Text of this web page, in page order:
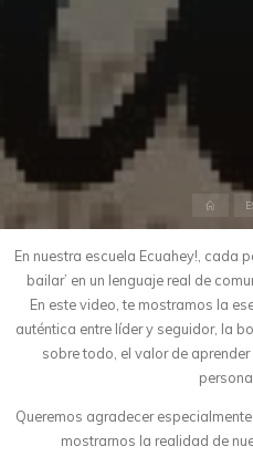
En nuestra escuela Ecuahey!, cada
bailar’ en un lenguaje real de
En este video, te mostramos la
auténtica entre líder y seguidor, la
sobre todo, el valor de
Queremos agradecer
mostrarnos la realidad de